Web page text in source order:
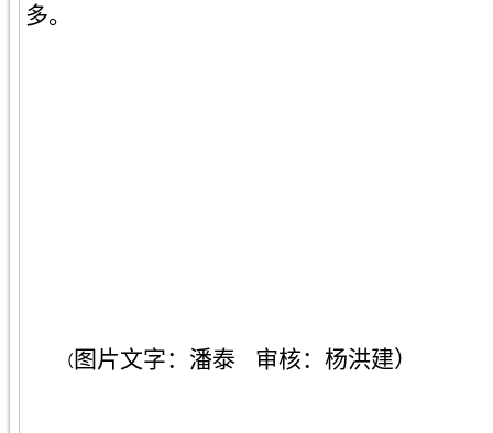
多。
（ 图片文字：潘泰 审核：杨洪建）